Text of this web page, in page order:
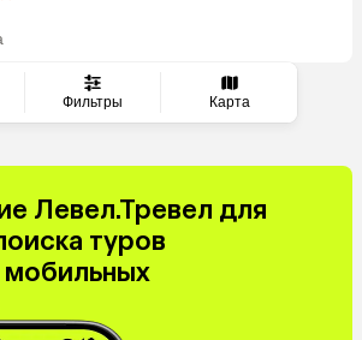
Фильтры Карта
Левел.Тревел для
туров
мобильных